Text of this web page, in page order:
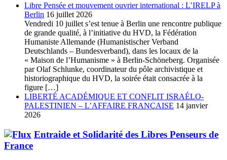
Libre Pensée et mouvement ouvrier international : L’IRELP à
Berlin 16 juillet 2026
Vendredi 10 juillet s’est tenue à Berlin une rencontre publique
de grande qualité, à l’initiative du HVD, la Fédération
Humaniste Allemande (Humanistischer Verband
Deutschlands – Bundesverband), dans les locaux de la
« Maison de l’Humanisme » à Berlin-Schöneberg. Organisée
par Olaf Schlunke, coordinateur du pôle archivistique et
historiographique du HVD, la soirée était consacrée à la
figure […]
LIBERTÉ ACADÉMIQUE ET CONFLIT ISRAÉLO-
PALESTINIEN – L’AFFAIRE FRANÇAISE 14 janvier
2026
Entraide et Solidarité des Libres Penseurs de
France